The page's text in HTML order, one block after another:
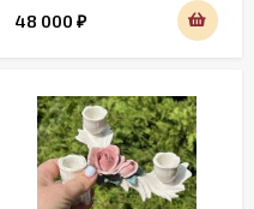
48 000 ₽